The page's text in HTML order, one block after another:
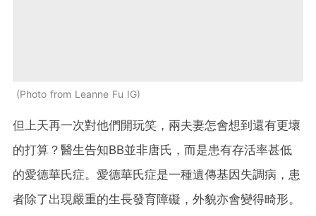
Photo from Leanne Fu IG
但上天再一次對他們開玩笑，兩夫妻怎會想到還有更壞
的打算？醫生告知BB並非唐氏，而是患有存活率甚低
的愛德華氏症。愛德華氏症是一種遺傳基因失調病，患
者除了出現嚴重的生長發育障礙，外貌亦會變得畸形。